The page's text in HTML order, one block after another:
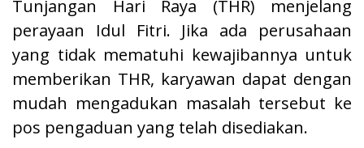
Tunjangan Hari Raya (THR) menjelang
perayaan Idul Fitri. Jika ada perusahaan
yang tidak mematuhi kewajibannya untuk
memberikan THR, karyawan dapat dengan
mudah mengadukan masalah tersebut ke
pos pengaduan yang telah disediakan.